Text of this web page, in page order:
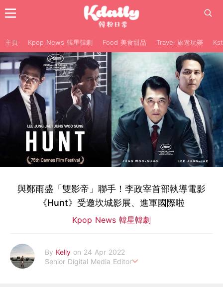
主頁 Kpop News 韓星韓劇 Food 美食甜品 Travel 旅遊玩樂
與鄭雨盛「雙影帝」聯手！李政宰首部執導電影
《Hunt》受邀坎城影展、進軍國際啦
Kpop News 韓星韓劇
By Kelly on 24 Apr 2022
Senior Digital Media Editor